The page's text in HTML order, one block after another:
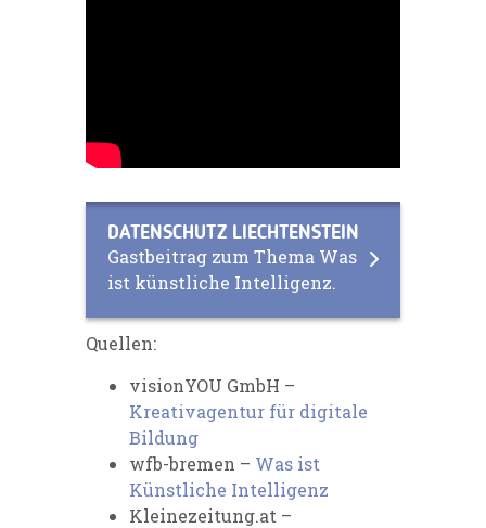
DATENSCHUTZ LIECHTENSTEIN
Gastbeitrag zum Thema Was
ist künstliche Intelligenz.
Quellen:
visionYOU GmbH –
Kreativagentur für digitale
Bildung
wfb-bremen – Was ist
Künstliche Intelligenz
Kleinezeitung.at –